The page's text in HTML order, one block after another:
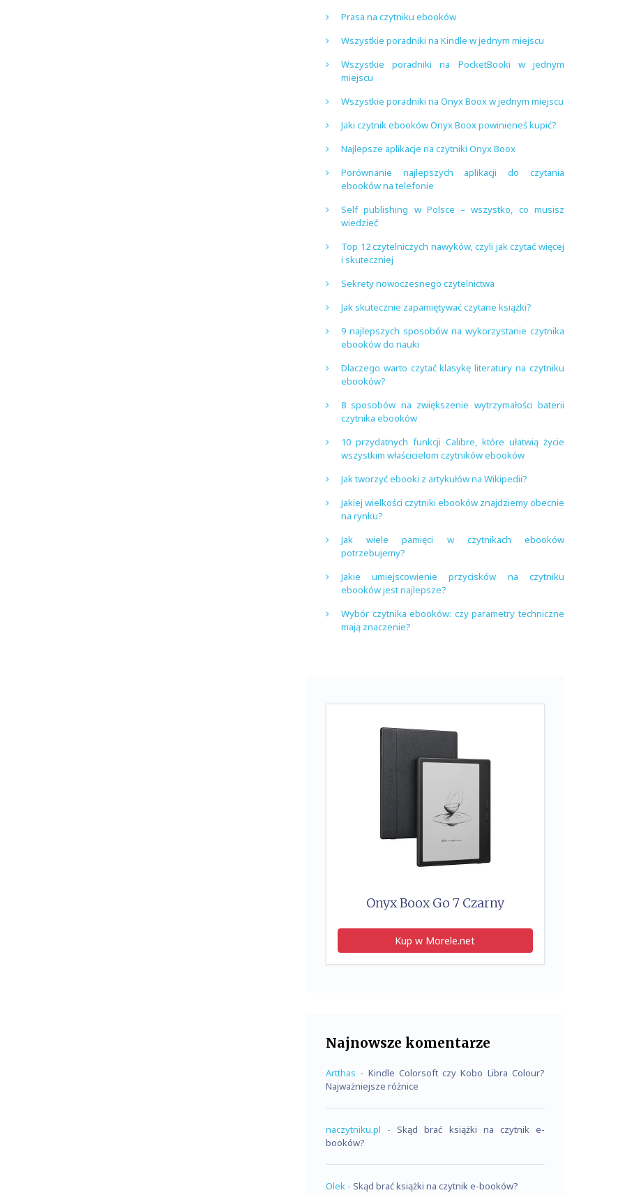
Prasa na czytniku ebooków
Wszystkie poradniki na Kindle w jednym miejscu
Wszystkie poradniki na PocketBooki w jednym
miejscu
Wszystkie poradniki na Onyx Boox w jednym miejscu
Jaki czytnik ebooków Onyx Boox powinieneś kupić?
Najlepsze aplikacje na czytniki Onyx Boox
Porównanie najlepszych aplikacji do czytania
ebooków na telefonie
Self publishing w Polsce – wszystko, co musisz
wiedzieć
Top 12 czytelniczych nawyków, czyli jak czytać więcej
i skuteczniej
Sekrety nowoczesnego czytelnictwa
Jak skutecznie zapamiętywać czytane książki?
9 najlepszych sposobów na wykorzystanie czytnika
ebooków do nauki
Dlaczego warto czytać klasykę literatury na czytniku
ebooków?
8 sposobów na zwiększenie wytrzymałości baterii
czytnika ebooków
10 przydatnych funkcji Calibre, które ułatwią życie
wszystkim właścicielom czytników ebooków
Jak tworzyć ebooki z artykułów na Wikipedii?
Jakiej wielkości czytniki ebooków znajdziemy obecnie
na rynku?
Jak wiele pamięci w czytnikach ebooków
potrzebujemy?
Jakie umiejscowienie przycisków na czytniku
ebooków jest najlepsze?
Wybór czytnika ebooków: czy parametry techniczne
mają znaczenie?
Onyx Boox Go 7 Czarny
Kup w Morele.net
Najnowsze komentarze
Artthas - Kindle Colorsoft czy Kobo Libra Colour?
Najważniejsze różnice
naczytniku.pl - Skąd brać książki na czytnik e-
booków?
Olek - Skąd brać książki na czytnik e-booków?